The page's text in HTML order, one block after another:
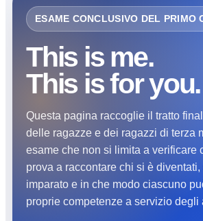
ESAME CONCLUSIVO DEL PRIMO
This is me.
This is for you.
Questa pagina raccoglie il tratto
delle ragazze e dei ragazzi di terza
esame che non si limita a verificare
prova a raccontare chi si è
imparato e in che modo ciascuno
proprie competenze a servizio degli